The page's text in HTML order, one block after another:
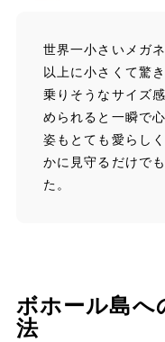
世界一小さいメガ
以上に小さくて驚
乗りそうなサイズ
められると一瞬で
姿もとても愛らし
かに見守るだけで
た。
ボホール島へ
法